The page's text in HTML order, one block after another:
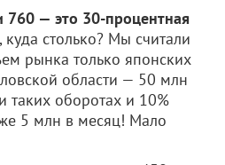
— это 30-процентная
столько? Мы считали
рынка только японских
области — 50 млн
таких оборотах и 10%
5 млн в месяц! Мало